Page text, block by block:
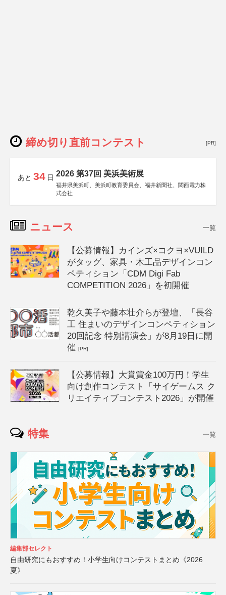
締め切り直前コンテスト [PR]
あと 34 日 2026 第37回 美浜美術展
福井県美浜町、美浜町教育委員会、福井新聞社、関西電力株
式会社
ニュース 一覧
【公募情報】カインズ×コクヨ×VUILD
がタッグ、家具・木工品デザインコン
ペティション「CDM Digi Fab
COMPETITION 2026」を初開催
乾久美子や藤本壮介らが登壇、「長谷
工 住まいのデザインコンペティション
20回記念 特別講演会」が8月19日に開
催[PR]
【公募情報】大賞賞金100万円！学生
向け創作コンテスト「サイゲームス ク
リエイティブコンテスト2026」が開催
特集 一覧
編集部セレクト
自由研究にもおすすめ！小学生向けコンテストまとめ《2026
夏》